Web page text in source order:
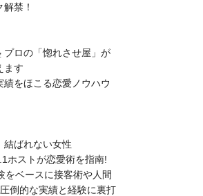
禁！
ロの「惚れさせ屋」が
ます
をほこる恋愛ノウハウ
結ばれない女性
ホストが恋愛術を指南!
をベースに接客術や人間
倒的な実績と経験に裏打